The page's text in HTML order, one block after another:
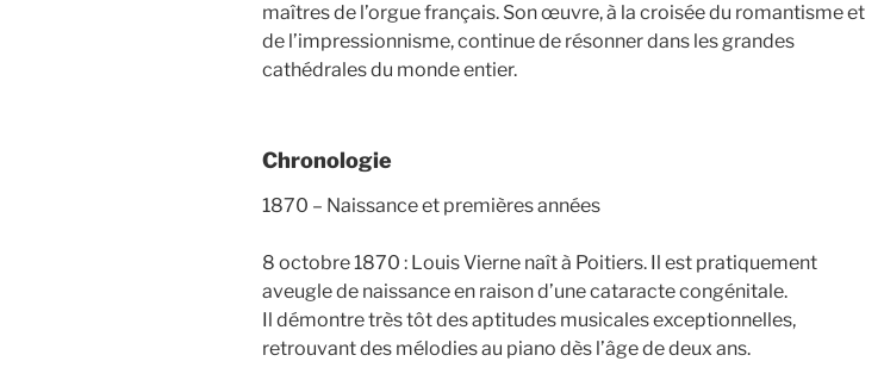
maîtres de l’orgue français. Son œuvre, à la croisée du romantisme et
de l’impressionnisme, continue de résonner dans les grandes
cathédrales du monde entier.
Chronologie
1870 – Naissance et premières années
8 octobre 1870 : Louis Vierne naît à Poitiers. Il est pratiquement
aveugle de naissance en raison d’une cataracte congénitale.
Il démontre très tôt des aptitudes musicales exceptionnelles,
retrouvant des mélodies au piano dès l’âge de deux ans.